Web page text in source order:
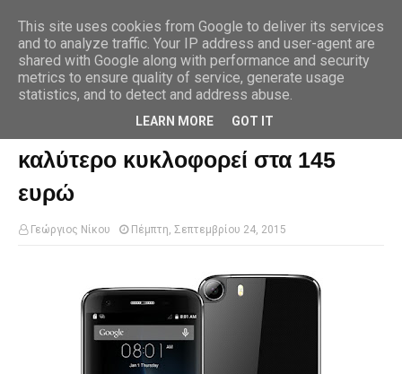
Αρχική σελίδα smartphones
Το Doogee F3 pro είναι ότι καλύτερο
κυκλοφορεί στα 145 ευρώ
Το Doogee F3 pro είναι ότι
καλύτερο κυκλοφορεί στα 145
ευρώ
Γεώργιος Νίκου Πέμπτη, Σεπτεμβρίου 24, 2015
This site uses cookies from Google to deliver its services
and to analyze traffic. Your IP address and user-agent are
shared with Google along with performance and security
metrics to ensure quality of service, generate usage
statistics, and to detect and address abuse.
LEARN MORE GOT IT